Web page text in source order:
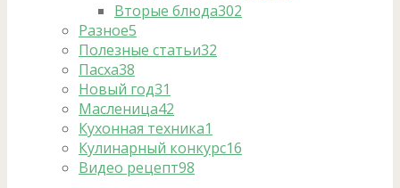
Вторые блюда302
Разное5
Полезные статьи32
Пасха38
Новый год31
Масленица42
Кухонная техника1
Кулинарный конкурс16
Видео рецепт98